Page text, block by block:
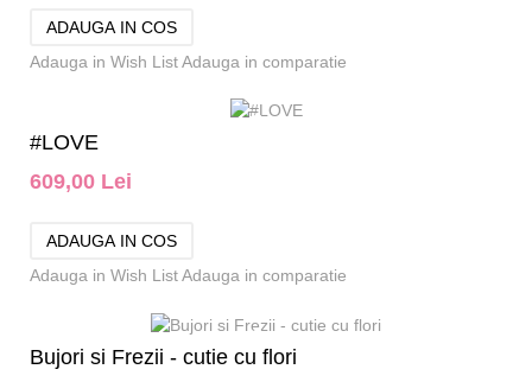
Adauga in Wish ListAdauga in comparatie
#LOVE
609,00 Lei
Adauga in Wish ListAdauga in comparatie
Bujori si Frezii - cutie cu flori